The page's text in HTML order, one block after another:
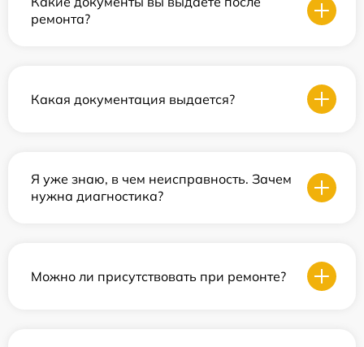
ремонта?
Какая документация выдается?
Я уже знаю, в чем неисправность. Зачем
нужна диагностика?
Можно ли присутствовать при ремонте?